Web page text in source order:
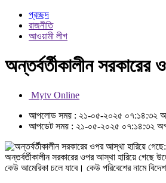
প্রচ্ছদ
রাজনীতি
আওয়ামী লীগ
অন্তর্বর্তীকালীন
Mytv Online
আপলোড সময় : ২১-০৫-২০২৫ ০৭:১৪:৩২
আপডেট সময় : ২১-০৫-২০২৫ ০৭:১৪:৩২
অন্তর্বর্তীকালীন সরকারের ওপর আস্থা হারিয়ে
কেউ আমেরিকা চলে যাবে। কেউ পরিবেশের নামে